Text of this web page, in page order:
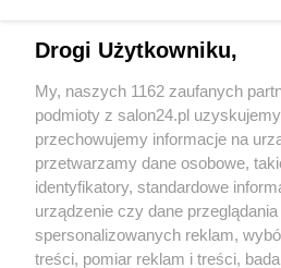
Sport
Społeczeństwo
Kultura
Drogi Użytkowniku,
My, naszych 1162 zaufanych
podmioty z salon24.pl
przechowujemy informacje na
przetwarzamy dane osobowe,
identyfikatory, standardowe
urządzenie czy dane
spersonalizowanych reklam,
treści, pomiar reklam i treści,